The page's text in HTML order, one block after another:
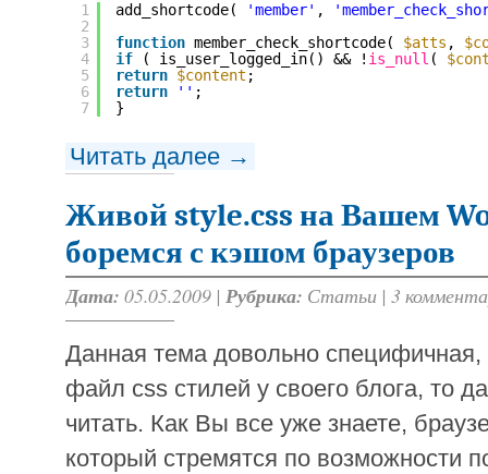
1
2
3
4
5
6
7
add_shortcode( 'member' ,
function member_check_shortcode( $atts ,
if
( is_user_logged_in() && ! is_null (
return $content ;
return
'' ;
}
Читать далее →
Живой style.css на Вашем
боремся с кэшом браузеров
Дата: 05.05.2009 | Рубрика: Статьи | 3
Данная тема довольно
файл css стилей у своего блога, то
читать. Как Вы все уже знаете,
который стремятся по возможности